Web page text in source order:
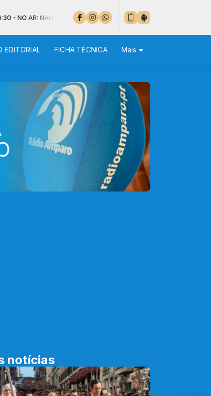
- UMA CANÇÃO
EDITORIAL FICHA TÉCNICA Mais
notícias